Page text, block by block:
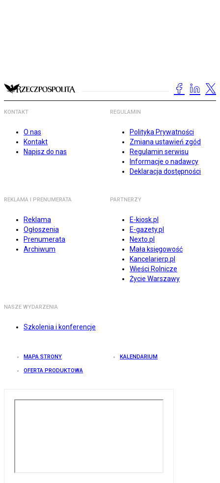
KONTAKT
O nas
Kontakt
Napisz do nas
REGULAMIN
Polityka Prywatności
Zmiana ustawień zgód
Regulamin serwisu
Informacje o nadawcy
Deklaracja dostępności
REKLAMA I PRENUMERATA
Reklama
Ogłoszenia
Prenumerata
Archiwum
PARTNERZY
E-kiosk.pl
E-gazety.pl
Nexto.pl
Mała księgowość
Kancelarierp.pl
Wieści Rolnicze
Życie Warszawy
NASZE WYDARZENIA
Szkolenia i konferencje
MAPA STRONY KALENDARIUM
OFERTA PRODUKTOWA